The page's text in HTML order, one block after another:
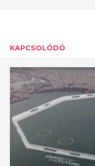
KAPCSOLÓDÓ